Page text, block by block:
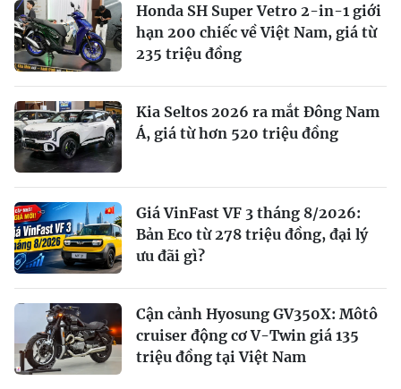
Honda SH Super Vetro 2-in-1 giới
hạn 200 chiếc về Việt Nam, giá từ
235 triệu đồng
Kia Seltos 2026 ra mắt Đông Nam
Á, giá từ hơn 520 triệu đồng
Giá VinFast VF 3 tháng 8/2026:
Bản Eco từ 278 triệu đồng, đại lý
ưu đãi gì?
Cận cảnh Hyosung GV350X: Môtô
cruiser động cơ V-Twin giá 135
triệu đồng tại Việt Nam